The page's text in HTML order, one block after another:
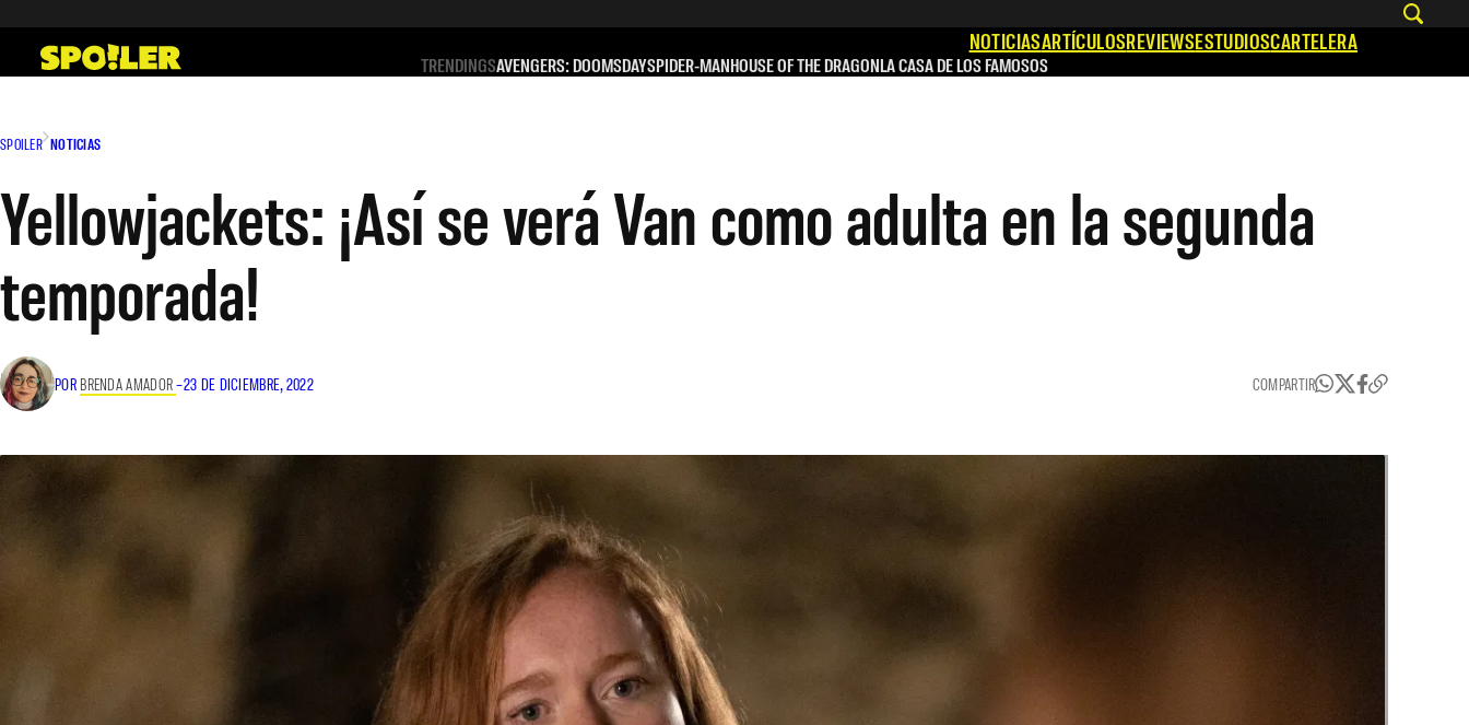
contenido
NOTICIASARTÍCULOSREVIEWSESTUDIOSCARTELERA
TRENDINGSAVENGERS: DOOMSDAYSPIDER-MANHOUSE OF THE DRAGONLA CASA DE LOS FAMOSOS
SPOILER NOTICIAS
Yellowjackets: ¡Así se verá Van como adulta en la segunda
temporada!
POR BRENDA AMADOR–23 DE DICIEMBRE, 2022 COMPARTIR